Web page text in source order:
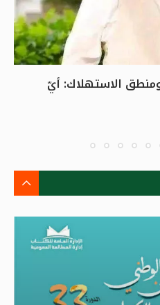
الاستهلاك: أيّ